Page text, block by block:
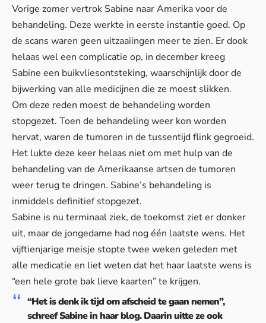
Vorige zomer vertrok Sabine naar Amerika voor de
behandeling. Deze werkte in eerste instantie goed. Op
de scans waren geen uitzaaiingen meer te zien. Er dook
helaas wel een complicatie op, in december kreeg
Sabine een buikvliesontsteking, waarschijnlijk door de
bijwerking van alle medicijnen die ze moest slikken.
Om deze reden moest de behandeling worden
stopgezet. Toen de behandeling weer kon worden
hervat, waren de tumoren in de tussentijd flink gegroeid.
Het lukte deze keer helaas niet om met hulp van de
behandeling van de Amerikaanse artsen de tumoren
weer terug te dringen. Sabine’s behandeling is
inmiddels definitief stopgezet.
Sabine is nu terminaal ziek, de toekomst ziet er donker
uit, maar de jongedame had nog één laatste wens. Het
vijftienjarige meisje stopte twee weken geleden met
alle medicatie en liet weten dat het haar laatste wens is
“een hele grote bak lieve kaarten” te krijgen.
“Het is denk ik tijd om afscheid te gaan nemen”,
schreef Sabine in haarblog. Daarin uitte ze ook